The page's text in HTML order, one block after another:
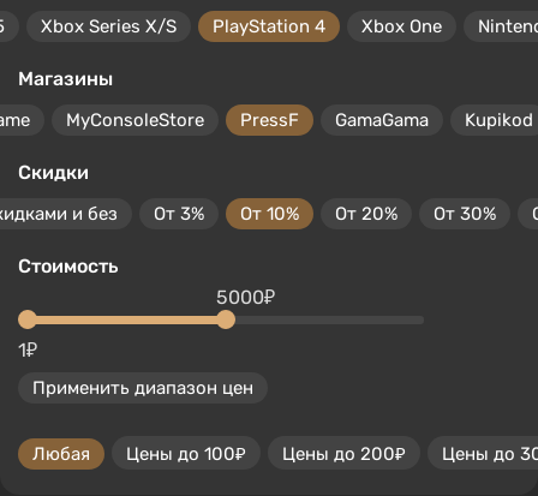
Xbox Series X/S PlayStation 4 Xbox One
Магазины
MyConsoleStore PressF GamaGama Kupikod
Скидки
и без От 3% От 10% От 20% От 30%
Стоимость
1₽
5000₽
Применить диапазон цен
Любая Цены до 100₽ Цены до 200₽ Цены до